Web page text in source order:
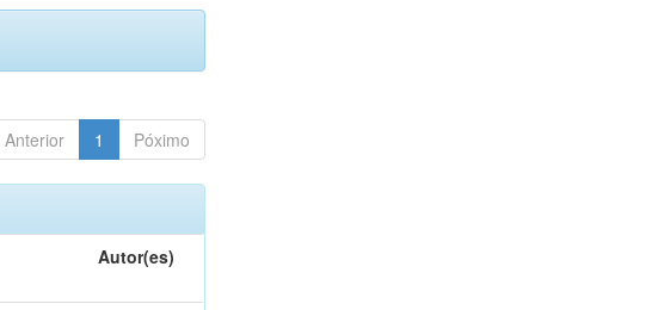
Anterior 1 Póximo
Autor(es)